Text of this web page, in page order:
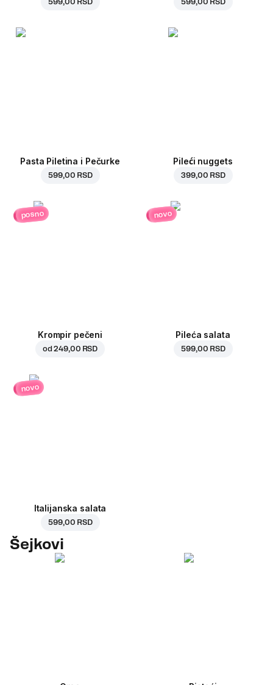
Pasta Piletina i Pečurke
599,00 RSD
Pileći nuggets
399,00 RSD
posno
Krompir pečeni
od249,00 RSD
novo
Pileća salata
599,00 RSD
novo
Italijanska salata
599,00 RSD
Šejkovi